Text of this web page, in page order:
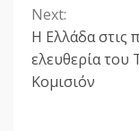
Next:
Η Ελλάδα στις
ελευθερία του
Κομισιόν